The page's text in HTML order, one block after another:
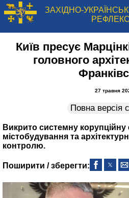
ЗАХІДНО-
Київ пресує
головного
27 травня
Повна версія
Викрито системну корупційну
містобудування та
контролю.
Поширити / зберегти: